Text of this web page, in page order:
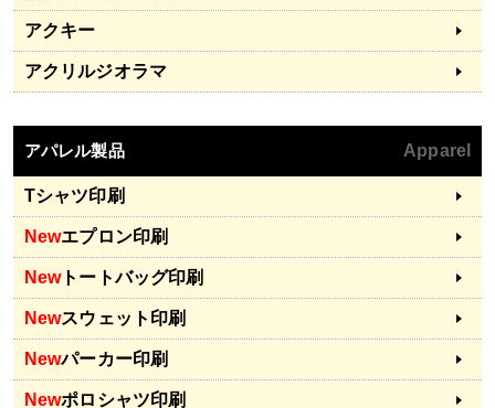
アクキー
アクリルジオラマ
アパレル製品 Apparel
Tシャツ印刷
Newエプロン印刷
Newトートバッグ印刷
Newスウェット印刷
Newパーカー印刷
Newポロシャツ印刷